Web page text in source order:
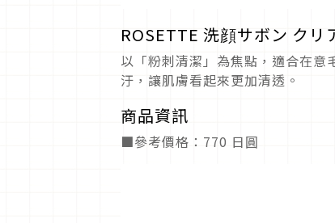
ROSETTE 洗顔サボン クリ
以「粉刺清潔」為焦點，適合在
汙，讓肌膚看起來更加清透。
商品資訊
■參考價格：770 日圓